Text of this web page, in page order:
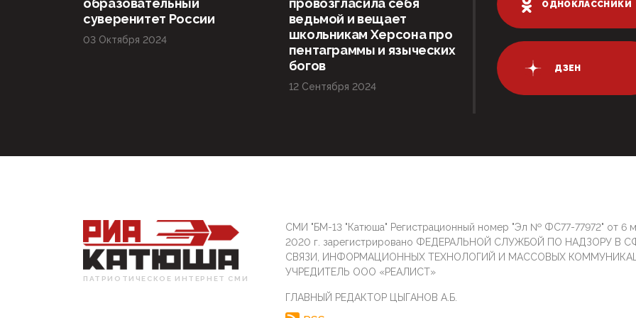
образовательный
суверенитет России
03 Октября 2024
провозгласила себя
ведьмой и вещает
школьникам Херсона про
пентаграммы и языческих
богов
12 Сентября 2024
ОДНОКЛАССНИКИ
ДЗЕН
ПАТРИОТИЧЕСКОЕ ИНТЕРНЕТ СМИ
СМИ "БМ-13 "Катюша" Регистрационный номер "Эл № ФС77-77972" от 6
2020 г. зарегистрировано ФЕДЕРАЛЬНОЙ СЛУЖБОЙ ПО НАДЗОРУ В
СВЯЗИ, ИНФОРМАЦИОННЫХ ТЕХНОЛОГИЙ И МАССОВЫХ
УЧРЕДИТЕЛЬ ООО «РЕАЛИСТ»
ГЛАВНЫЙ РЕДАКТОР ЦЫГАНОВ А.Б.